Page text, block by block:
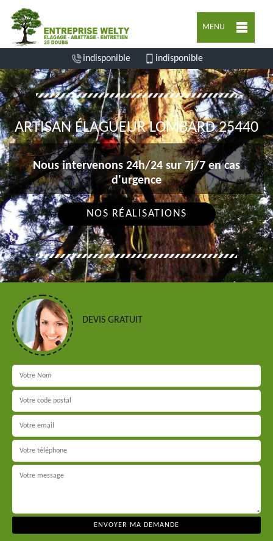
MENU
indisponible indisponible
ARTISAN ÉLAGUEUR LOMBARD 25440
Nous intervenons 24h/24 sur 7j/7 en cas
d'urgence
NOS RÉALISATIONS
DEVIS GRATUIT